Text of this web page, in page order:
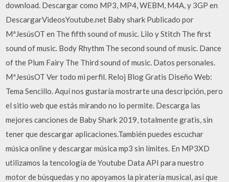
download. Descargar como MP3, MP4, WEBM, M4A, y 3GP en
DescargarVideosYoutube.net Baby shark Publicado por
MªJesúsOT en The fifth sound of music. Lilo y Stitch The first
sound of music. Body Rhythm The second sound of music. Dance
of the Plum Fairy The Third sound of music. Datos personales.
MªJesúsOT Ver todo mi perfil. Reloj Blog Gratis Diseño Web:
Tema Sencillo. Aquí nos gustaría mostrarte una descripción, pero
el sitio web que estás mirando no lo permite. Descarga las
mejores canciones de Baby Shark 2019, totalmente gratis, sin
tener que descargar aplicaciones.También puedes escuchar
música online y descargar música mp3 sin límites. En MP3XD
utilizamos la tencología de Youtube Data API para nuestro
motor de búsquedas y no apoyamos la piratería musical, así que